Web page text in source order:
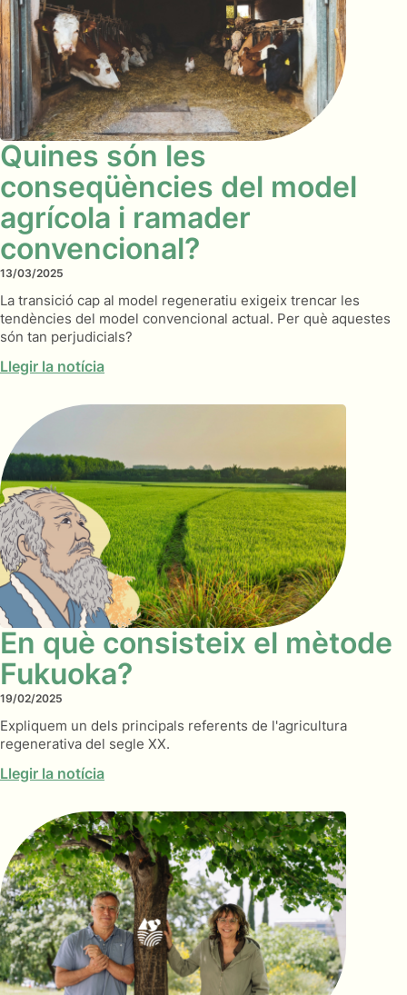
Quines són les
conseqüències del model
agrícola i ramader
convencional?
13/03/2025
La transició cap al model regeneratiu exigeix trencar les
tendències del model convencional actual. Per què aquestes
són tan perjudicials?
Llegir la notícia
En què consisteix el mètode
Fukuoka?
19/02/2025
Expliquem un dels principals referents de l'agricultura
regenerativa del segle XX.
Llegir la notícia